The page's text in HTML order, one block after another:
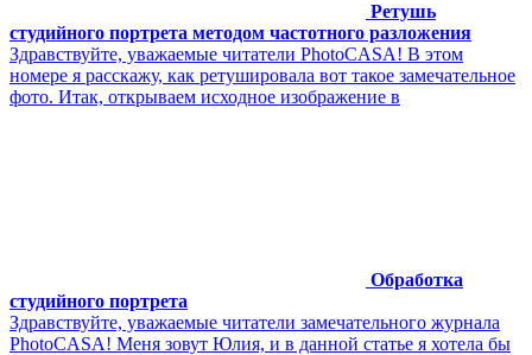
Ретушь
студийного портрета методом частотного разложения
Здравствуйте, уважаемые читатели PhotoCASA! В этом
номере я расскажу, как ретушировала вот такое замечательное
фото. Итак, открываем исходное изображение в
Обработка
студийного портрета
Здравствуйте, уважаемые читатели замечательного журнала
PhotoCASA! Меня зовут Юлия, и в данной статье я хотела бы